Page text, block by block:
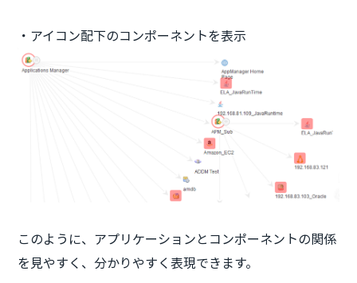
・アイコン配下のコンポーネントを表示
このように、アプリケーションとコンポーネントの関係
を見やすく、分かりやすく表現できます。